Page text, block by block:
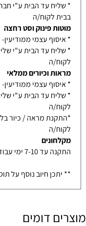
בבית לקוח/ה
מוטות פינוק וסט רחצה
* איסוף עצמי ממודיעין- הגעה
לקוח/ה
מראות וכיורים ממלאי
* איסוף עצמי ממודיעין- הגעה
לקוח/ה
לקוח/ה
מקלחונים
התקנה עד 7-10 ימי עבודה בבית לקוח/ה
** יתכן חיוב נוסף על
מוצרים דומים